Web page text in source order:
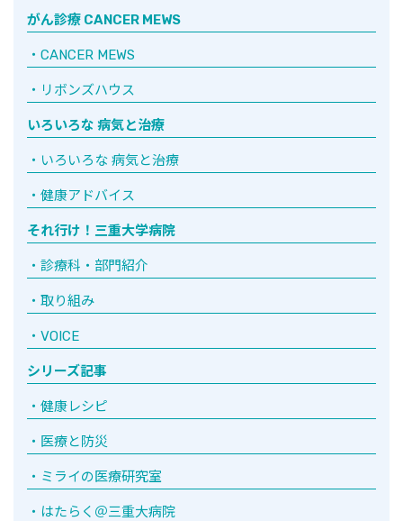
がん診療 CANCER MEWS
CANCER MEWS
リボンズハウス
いろいろな 病気と治療
いろいろな 病気と治療
健康アドバイス
それ行け！三重大学病院
診療科・部門紹介
取り組み
VOICE
シリーズ記事
健康レシピ
医療と防災
ミライの医療研究室
はたらく＠三重大病院